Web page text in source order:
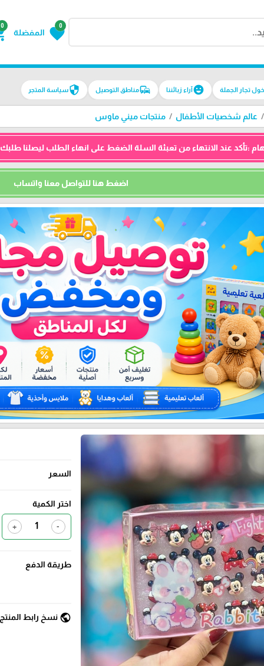
0
favorite المفضلة
0
تجار الجملة emoji_emotionsآراء زبائننا commuteمناطق التوصيل securityسياسة المتجر
عالم شخصيات الأطفال منتجات ميني ماوس
:تأكد عند الانتهاء من تعبئة السلة الضغط على انهاء الطلب ليصلنا
اضغط هنا للتواصل معنا واتساب
السعر
اختر الكمية
-
+
طريقة الدفع
public نسخ رابط المنتج